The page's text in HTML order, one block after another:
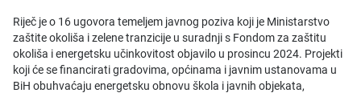
Riječ je o 16 ugovora temeljem javnog poziva koji je Ministarstvo
zaštite okoliša i zelene tranzicije u suradnji s Fondom za zaštitu
okoliša i energetsku učinkovitost objavilo u prosincu 2024. Projekti
koji će se financirati gradovima, općinama i javnim ustanovama u
BiH obuhvaćaju energetsku obnovu škola i javnih objekata,